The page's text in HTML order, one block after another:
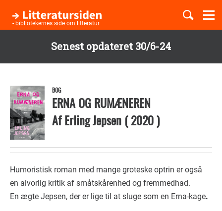
Senest opdateret 30/6-24
hovedindhold
- bibliotekernes side om litteratur
Børnebøger
Temaer
BOG
ERNA OG RUMÆNEREN
AfErling Jepsen(2020)
Humoristisk roman med mange groteske optrin er også
en alvorlig kritik af småtskårenhed og fremmedhad.
En ægte Jepsen, der er lige til at sluge som en Erna-kage.